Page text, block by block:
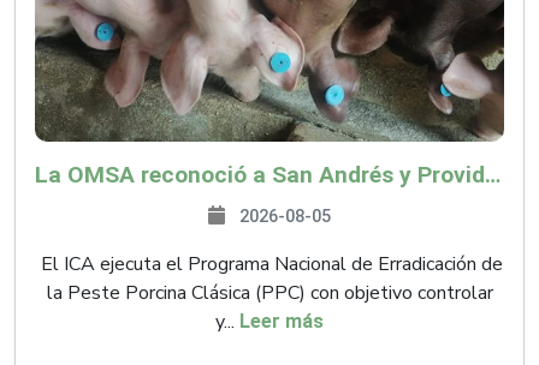
La OMSA reconoció a San Andrés y Providencia como zona libre de Peste Porcina Clásica (PPC)
2026-08-05
El ICA ejecuta el Programa Nacional de Erradicación de
la Peste Porcina Clásica (PPC) con objetivo controlar
y... Leer más